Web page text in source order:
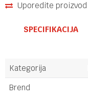
Uporedite proizvod
SPECIFIKACIJA
Kategorija
Brend